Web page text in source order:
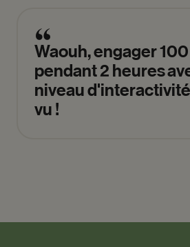
Waouh,engager100
pendant2 heures
niveau
vu !